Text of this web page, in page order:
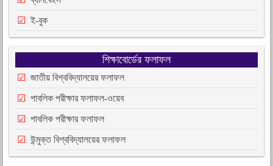
ই-বুক
শিক্ষাবোর্ডের ফলাফল
জাতীয় বিশ্ববিদ্যালয়ের ফলাফল
পাবলিক পরীক্ষার ফলাফল-ওয়েব
পাবলিক পরীক্ষার ফলাফল
উন্মুক্ত বিশ্ববিদ্যালয়ের ফলাফল